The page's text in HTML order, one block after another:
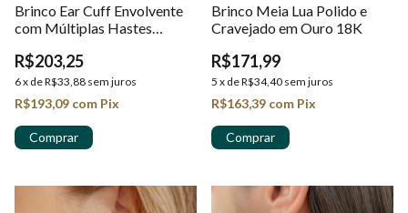
Brinco Ear Cuff Envolvente
com Múltiplas Hastes
R$203,25
6x deR$33,88 sem juros
R$193,09 com Pix
Brinco Meia Lua Polido e
Cravejado em Ouro 18K
R$171,99
5 x deR$34,40 sem juros
R$163,39 com Pix